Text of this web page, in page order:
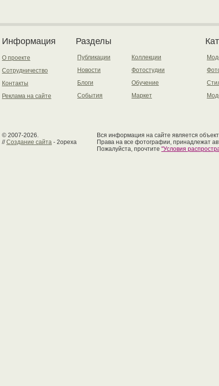
Информация
О проекте
Сотрудничество
Контакты
Реклама на сайте
Разделы
Публикации
Новости
Блоги
События
Коллекции
Фотостудии
Обучение
Маркет
© 2007-2026.
//Создание сайта - 2opexa
Вся информация на сайте является
Права на все фотографии, принадлежат
Пожалуйста, прочтите "Условия